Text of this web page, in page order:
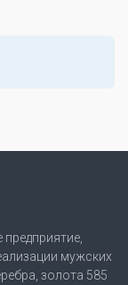
мужских
золота 585